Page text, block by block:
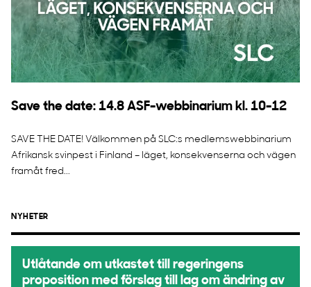
Save the date: 14.8 ASF-webbinarium kl. 10-12
SAVE THE DATE! Välkommen på SLC:s medlemswebbinarium
Afrikansk svinpest i Finland – läget, konsekvenserna och vägen
framåt fred...
NYHETER
Utlåtande om utkastet till regeringens
proposition med förslag till lag om ändring av